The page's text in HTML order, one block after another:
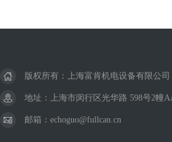
版权所有：上海富肯机电设备有限公司
地址：上海市闵行区光华路 598号2幢
邮箱：echoguo@fullcan.cn